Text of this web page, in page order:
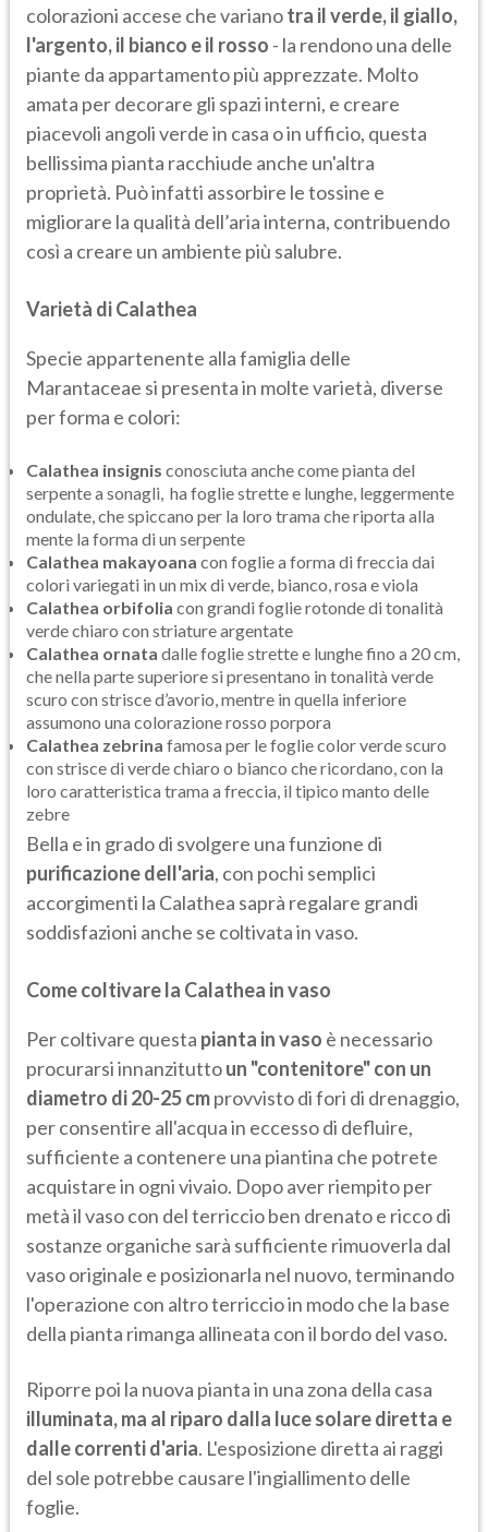
colorazioni accese che varianotra il verde, il giallo,
l'argento, il bianco e il rosso - la rendono una delle
piante da appartamento più apprezzate. Molto
amata per decorare gli spazi interni, e creare
piacevoli angoli verde in casa o in ufficio, questa
bellissima pianta racchiude anche un'altra
proprietà. Può infatti assorbire le tossine e
migliorare la qualità dell’aria interna, contribuendo
così a creare un ambiente più salubre.
Varietà di Calathea
Specie appartenente alla famiglia delle
Marantaceae si presenta in molte varietà, diverse
per forma e colori:
Calathea insignis conosciuta anche come pianta del
serpente a sonagli, ha foglie strette e lunghe, leggermente
ondulate, che spiccano per la loro trama che riporta alla
mente la forma di un serpente
Calathea makayoana con foglie a forma di freccia dai
colori variegati in un mix di verde, bianco, rosa e viola
Calathea orbifolia con grandi foglie rotonde di tonalità
verde chiaro con striature argentate
Calathea ornata dalle foglie strette e lunghe fino a 20 cm,
che nella parte superiore si presentano in tonalità verde
scuro con strisce d’avorio, mentre in quella inferiore
assumono una colorazione rosso porpora
Calathea zebrina famosa per le foglie color verde scuro
con strisce di verde chiaro o bianco che ricordano, con la
loro caratteristica trama a freccia, il tipico manto delle
zebre
Bella e in grado di svolgere una funzione di
purificazione dell'aria, con pochi semplici
accorgimenti la Calathea saprà regalare grandi
soddisfazioni anche se coltivata in vaso.
Come coltivare la Calathea in vaso
Per coltivare questa pianta in vaso è necessario
procurarsi innanzituttoun "contenitore" con un
diametro di 20-25 cmprovvisto di fori di drenaggio,
per consentire all'acqua in eccesso di defluire,
sufficiente a contenere una piantina che potrete
acquistare in ogni vivaio. Dopo aver riempito per
metà il vaso con del terriccio ben drenato e ricco di
sostanze organiche sarà sufficiente rimuoverla dal
vaso originale e posizionarla nel nuovo, terminando
l'operazione con altro terriccio in modo che la base
della pianta rimanga allineata con il bordo del vaso.
Riporre poi la nuova pianta in una zona della casa
illuminata, ma al riparo dalla luce solare diretta e
dalle correnti d'aria. L'esposizione diretta ai raggi
del sole potrebbe causare l'ingiallimento delle
foglie.